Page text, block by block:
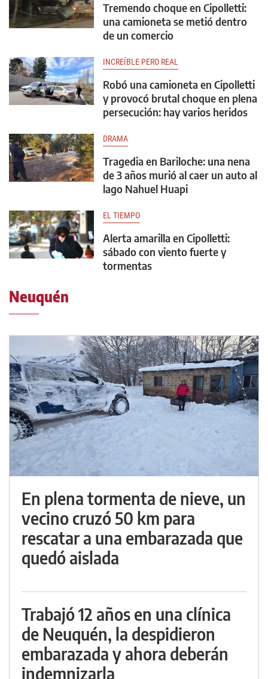
Tremendo choque en Cipolletti:
una camioneta se metió dentro
de un comercio
INCREÍBLE PERO REAL
Robó una camioneta en Cipolletti
y provocó brutal choque en plena
persecución: hay varios heridos
DRAMA
Tragedia en Bariloche: una nena
de 3 años murió al caer un auto al
lago Nahuel Huapi
EL TIEMPO
Alerta amarilla en Cipolletti:
sábado con viento fuerte y
tormentas
Neuquén
En plena tormenta de nieve, un
vecino cruzó 50 km para
rescatar a una embarazada que
quedó aislada
Trabajó 12 años en una clínica
de Neuquén, la despidieron
embarazada y ahora deberán
indemnizarla